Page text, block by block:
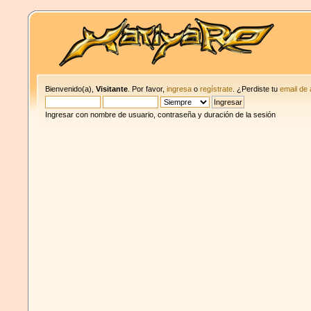
Bienvenido(a),Visitante . Por favor,ingresa oregístrate . ¿Perdiste tuemail de
Ingresar con nombre de usuario, contraseña y duración de la sesión